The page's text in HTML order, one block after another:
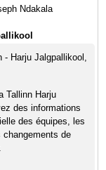
Ndakala
- Harju Jalgpallikool,
Tallinn Harju
des informations
des équipes, les
de